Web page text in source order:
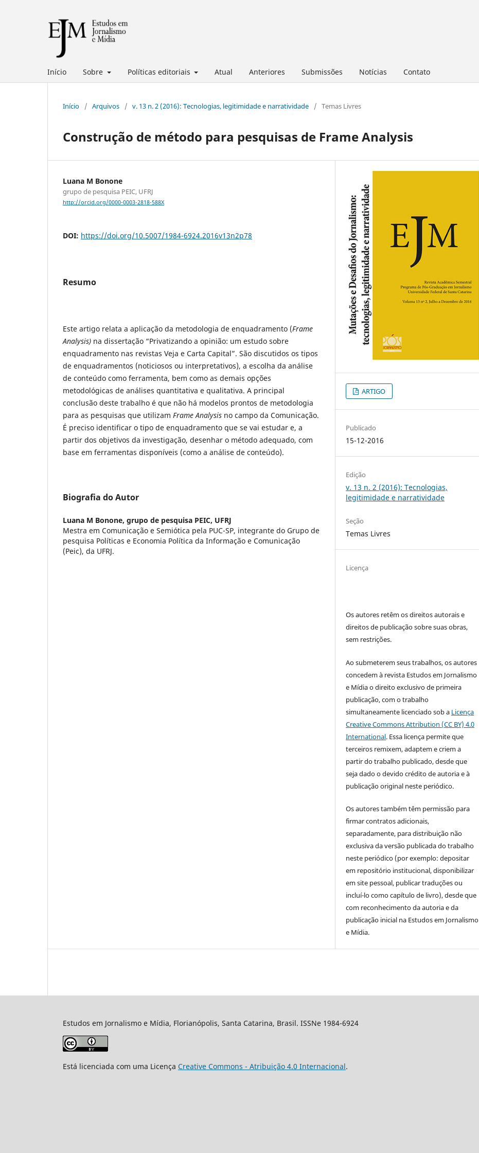
Início Sobre Políticas editoriais Atual Anteriores Submissões Notícias Contato
Início / Arquivos / v. 13 n. 2 (2016): Tecnologias, legitimidade e narratividade / Temas Livres
Construção de método para pesquisas de Frame Analysis
Luana M Bonone
grupo de pesquisa PEIC, UFRJ
http://orcid.org/0000-0003-2818-588X
DOI: https://doi.org/10.5007/1984-6924.2016v13n2p78
Resumo
Este artigo relata a aplicação da metodologia de enquadramento (Frame
Analysis) na dissertação “Privatizando a opinião: um estudo sobre
enquadramento nas revistas Veja e Carta Capital”. São discutidos os tipos
de enquadramentos (noticiosos ou interpretativos), a escolha da análise
de conteúdo como ferramenta, bem como as demais opções
metodológicas de análises quantitativa e qualitativa. A principal
conclusão deste trabalho é que não há modelos prontos de metodologia
para as pesquisas que utilizam Frame Analysis no campo da Comunicação.
É preciso identificar o tipo de enquadramento que se vai estudar e, a
partir dos objetivos da investigação, desenhar o método adequado, com
base em ferramentas disponíveis (como a análise de conteúdo).
Biografia do Autor
Luana M Bonone, grupo de pesquisa PEIC, UFRJ
Mestra em Comunicação e Semiótica pela PUC-SP, integrante do Grupo de
pesquisa Políticas e Economia Política da Informação e Comunicação
(Peic), da UFRJ.
ARTIGO
Publicado
15-12-2016
Edição
v. 13 n. 2 (2016): Tecnologias,
legitimidade e narratividade
Seção
Temas Livres
Licença
Os autores retêm os direitos autorais e
direitos de publicação sobre suas obras,
sem restrições.
Ao submeterem seus trabalhos, os autores
concedem à revista Estudos em Jornalismo
e Mídia o direito exclusivo de primeira
publicação, com o trabalho
simultaneamente licenciado sob a Licença
Creative Commons Attribution (CC BY) 4.0
International. Essa licença permite que
terceiros remixem, adaptem e criem a
partir do trabalho publicado, desde que
seja dado o devido crédito de autoria e à
publicação original neste periódico.
Os autores também têm permissão para
firmar contratos adicionais,
separadamente, para distribuição não
exclusiva da versão publicada do trabalho
neste periódico (por exemplo: depositar
em repositório institucional, disponibilizar
em site pessoal, publicar traduções ou
incluí-lo como capítulo de livro), desde que
com reconhecimento da autoria e da
publicação inicial na Estudos em Jornalismo
e Mídia.
Estudos em Jornalismo e Mídia, Florianópolis, Santa Catarina, Brasil. ISSNe 1984-6924
Está licenciada com uma Licença Creative Commons - Atribuição 4.0 Internacional.